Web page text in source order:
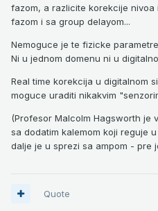
fazom, a razlicite korekcije
fazom i sa group delayom...
Nemoguce je te fizicke
Ni u jednom domenu ni u
Real time korekcija u digitalnom
moguce uraditi nikakvim
(Profesor Malcolm Hagsworth je
sa dodatim kalemom koji reguje
dalje je u sprezi sa ampom - pre
Quote